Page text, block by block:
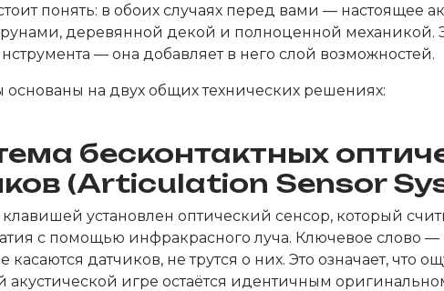
понять: в обоих случаях перед вами — настоящее
деревянной декой и полноценной механикой.
— она добавляет в него слой возможностей.
основаны на двух общих технических решениях:
бесконтактных
(Articulation Sensor
установлен оптический сенсор, который
с помощью инфракрасного луча. Ключевое слово —
касаются датчиков, не трутся о них. Это означает, что
игре остаётся идентичным